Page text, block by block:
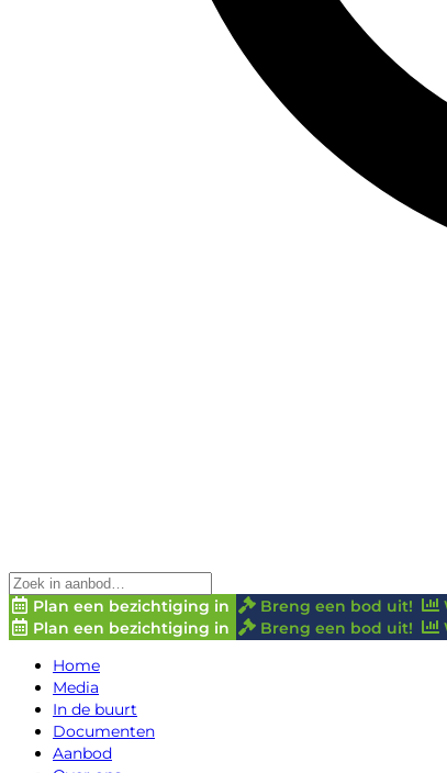
Plan een bezichtiging in Breng een bod uit!
Plan een bezichtiging in
Breng een bod uit!
Home
Media
In de buurt
Documenten
Aanbod